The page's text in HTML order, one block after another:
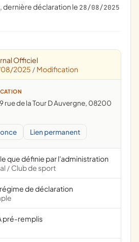
, dernière déclaration le 28/08/2025
Officiel
08/2025 / Modification
Lien permanent
que définie par l'administration
/ Club de sport
de déclaration
pré-remplis